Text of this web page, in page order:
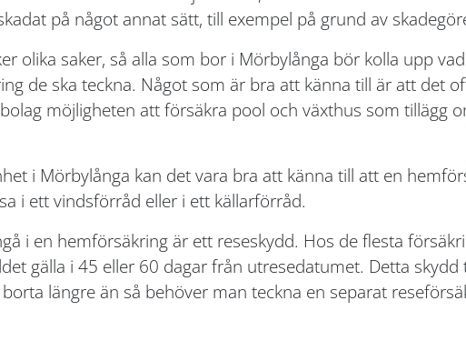
på något annat sätt, till exempel på grund av
olika saker, så alla som bor i Mörbylånga bör kolla upp
de ska teckna. Något som är bra att känna till är att det
möjligheten att försäkra pool och växthus som tillägg
i Mörbylånga kan det vara bra att känna till att en
i ett vindsförråd eller i ett källarförråd.
i en hemförsäkring är ett reseskydd. Hos de flesta
gälla i 45 eller 60 dagar från utresedatumet. Detta
längre än så behöver man teckna en separat